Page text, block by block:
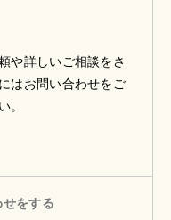
や詳しいご相談をさ
はお問い合わせをご
。
をする